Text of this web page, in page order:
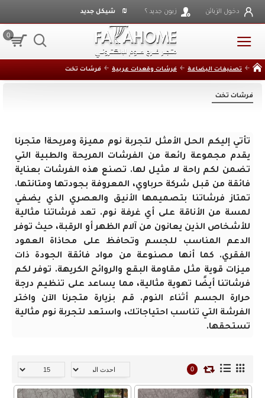
دخول الزبائن زبون جديد ؟ ₪ شيكل جديد
0
تصنيفات البضاعة فرشات وقعدات عربية فرشات تخت
فرشات تخت
تأتي إليكم الحل الأمثل لتجربة نوم مميزة ومريحة! متجرنا
يقدم مجموعة رائعة من الفرشات المريحة والطبية التي
تضمن لكم راحة لا مثيل لها. تصنع هذه الفرشات بعناية
فائقة من قبل شركة حرباوي، المعروفة بجودتها ومتانتها.
تمتاز فرشاتنا بتصميمها الأنيق والعصري الذي يضفي
لمسة من الأناقة على أي غرفة نوم. تعد فرشاتنا مثالية
للأشخاص الذين يعانون من آلام الظهر أو الرقبة، حيث توفر
الدعم المناسب للجسم وتحافظ على محاذاة العمود
الفقري. كما أنها مصنوعة من مواد فائقة الجودة ذات
ميزات قوية مثل مقاومة البقع والروائح الكريهة. توفر لكم
فرشاتنا أيضًا تهوية مثالية، مما يساعد على تنظيم درجة
حرارة الجسم أثناء النوم. قم بزيارة متجرنا الآن واختر
الفرشة التي تناسب احتياجاتك، واستعد لتجربة نوم مثالية
تستحقها.
0